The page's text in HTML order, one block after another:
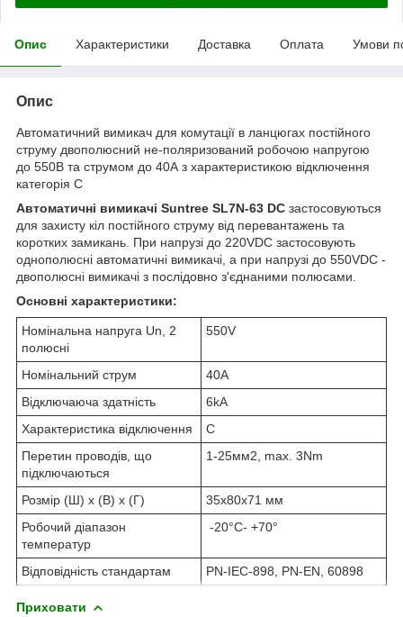
Опис Характеристики Доставка Оплата Умови
Опис
Автоматичний вимикач для комутації в ланцюгах постійного
струму двополюсний не-поляризований робочою напругою
до 550В та струмом до 40А з характеристикою відключення
категорія С
Автоматичні вимикачі Suntree SL7N-63 DC застосовуються
для захисту кіл постійного струму від перевантажень та
коротких замикань. При напрузі до 220VDC застосовують
однополюсні автоматичні вимикачі, а при напрузі до 550VDC -
двополюсні вимикачі з послідовно з'єднаними полюсами.
Основні характеристики:
Номінальна напруга Un, 2
полюсні
550V
Номінальний струм
40А
Відключаюча здатність
6kA
Характеристика відключення
C
Перетин проводів, що
підключаються
1-25мм2 , max. 3Nm
Розмір (Ш) х (В) х (Г)
35х80х71 мм
Робочий діапазон
температур
-20°C- +70°
Відповідність стандартам PN-IEC-898, PN-EN, 60898
Приховати